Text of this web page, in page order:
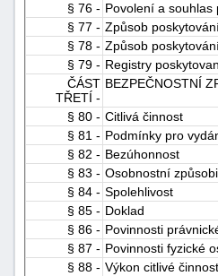
§ 76 - Povolení a
§ 77 - Způsob
§ 78 - Způsob
§ 79 - Registry
ČÁST
TŘETÍ -
BEZPEČNOSTNÍ
§ 80 - Citlivá činnost
§ 81 - Podmínky pro
§ 82 - Bezúhonnost
§ 83 - Osobnostní
§ 84 - Spolehlivost
§ 85 - Doklad
§ 86 - Povinnosti
§ 87 - Povinnosti fyzické
§ 88 - Výkon citlivé